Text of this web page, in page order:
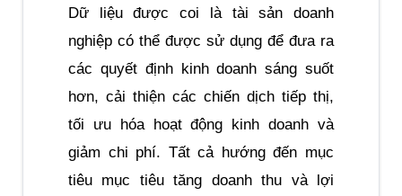
Dữ liệu được coi là tài sản doanh
nghiệp có thể được sử dụng để đưa ra
các quyết định kinh doanh sáng suốt
hơn, cải thiện các chiến dịch tiếp thị,
tối ưu hóa hoạt động kinh doanh và
giảm chi phí. Tất cả hướng đến mục
tiêu mục tiêu tăng doanh thu và lợi